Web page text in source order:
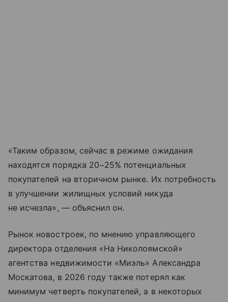
«Таким образом, сейчас в режиме ожидания
находятся порядка 20−25% потенциальных
покупателей на вторичном рынке. Их потребность
в улучшении жилищных условий никуда
не исчезла», — объяснил он.
Рынок новостроек, по мнению управляющего
директора отделения «На Николоямской»
агентства недвижимости «Миэль» Александра
Москатова, в 2026 году также потерял как
минимум четверть покупателей, а в некоторых